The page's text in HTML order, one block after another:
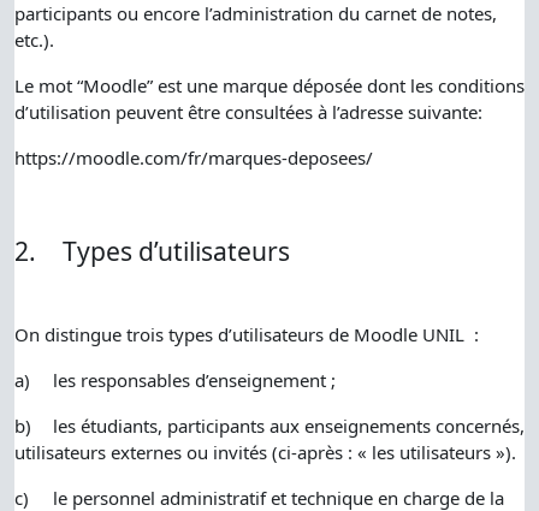
participants ou encore l’administration du carnet de notes,
etc.).
Le mot “Moodle” est une marque déposée dont les conditions
d’utilisation peuvent être consultées à l’adresse suivante:
https://moodle.com/fr/marques-deposees/
2. Types d’utilisateurs
On distingue trois types d’utilisateurs de Moodle UNIL :
a)
les responsables d’enseignement ;
b)
les étudiants, participants aux enseignements concernés,
utilisateurs externes ou invités (ci-après : « les utilisateurs »).
c)
le personnel administratif et technique en charge de la